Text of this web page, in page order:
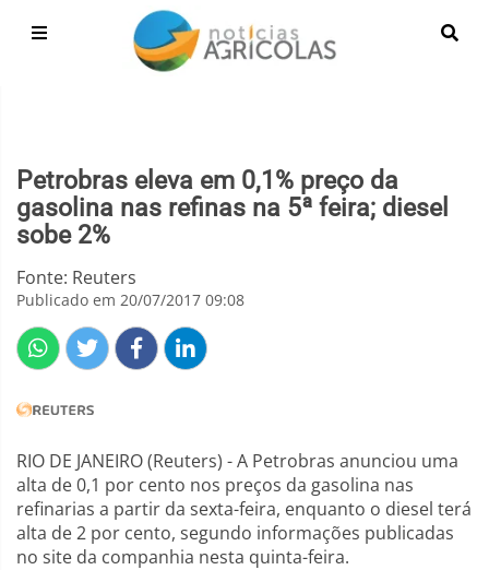
Petrobras eleva em 0,1% preço da
gasolina nas refinas na 5ª feira; diesel
sobe 2%
Fonte: Reuters
Publicado em 20/07/2017 09:08
RIO DE JANEIRO (Reuters) - A Petrobras anunciou uma
alta de 0,1 por cento nos preços da gasolina nas
refinarias a partir da sexta-feira, enquanto o diesel terá
alta de 2 por cento, segundo informações publicadas
no site da companhia nesta quinta-feira.